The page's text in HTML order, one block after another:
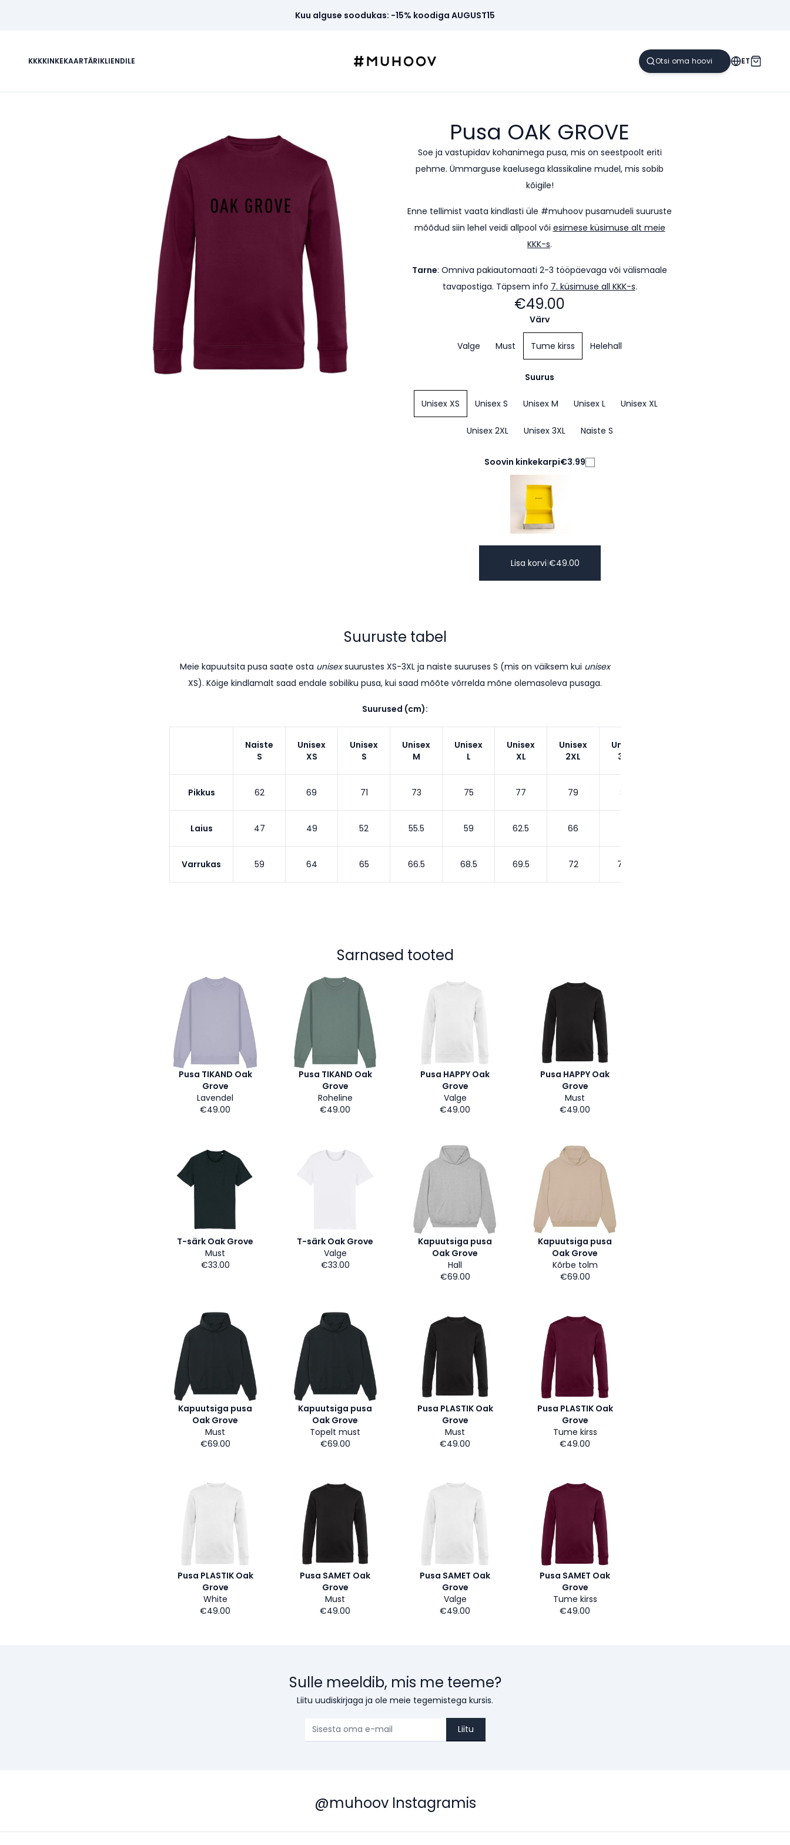
Kuu alguse soodukas: -15% koodiga AUGUST15
KKKKINKEKAARTÄRIKLIENDILE ET
Pusa OAK GROVE
Soe ja vastupidav kohanimega pusa, mis on seestpoolt eriti
pehme. Ümmarguse kaelusega klassikaline mudel, mis sobib
kõigile!
Enne tellimist vaata kindlasti üle #muhoov pusamudeli suuruste
mõõdud siin lehel veidi allpool või esimese küsimuse alt meie
KKK-s.
Tarne: Omniva pakiautomaati 2-3 tööpäevaga või välismaale
tavapostiga. Täpsem info 7. küsimuse all KKK-s.
€49.00
Värv
Valge Must Tume kirss Helehall
Suurus
Unisex XS Unisex S Unisex M Unisex L Unisex XL
Unisex 2XL Unisex 3XL Naiste S
Soovin kinkekarpi€3.99
Lisa korvi|€49.00
Suuruste tabel
Meie kapuutsita pusa saate osta unisexsuurustes XS-3XL ja naiste suuruses S (mis on väiksem kui unisex
XS). Kõige kindlamalt saad endale sobiliku pusa, kui saad mõõte võrrelda mõne olemasoleva pusaga.
Suurused (cm):
Naiste
S
Unisex
XS
Unisex
S
Unisex
M
Unisex
L
Unisex
XL
Unisex
2XL
Unisex
3XL
Pikkus 62 69 71 73 75 77 79 80
Laius 47 49 52 55.5 59 62.5 66
Varrukas 59 64 65 66.5 68.5 69.5 72 72.5
Sarnased tooted
Pusa TIKAND Oak
Grove
Lavendel
€49.00
Pusa TIKAND Oak
Grove
Roheline
€49.00
Pusa HAPPY Oak
Grove
Valge
€49.00
Pusa HAPPY Oak
Grove
Must
€49.00
T-särk Oak Grove
Must
€33.00
T-särk Oak Grove
Valge
€33.00
Kapuutsiga pusa
Oak Grove
Hall
€69.00
Kapuutsiga pusa
Oak Grove
Kõrbe tolm
€69.00
Kapuutsiga pusa
Oak Grove
Must
€69.00
Kapuutsiga pusa
Oak Grove
Topelt must
€69.00
Pusa PLASTIK Oak
Grove
Must
€49.00
Pusa PLASTIK Oak
Grove
Tume kirss
€49.00
Pusa PLASTIK Oak
Grove
White
€49.00
Pusa SAMET Oak
Grove
Must
€49.00
Pusa SAMET Oak
Grove
Valge
€49.00
Pusa SAMET Oak
Grove
Tume kirss
€49.00
Sulle meeldib, mis me teeme?
Liitu uudiskirjaga ja ole meie tegemistega kursis.
Liitu
@muhoov Instagramis